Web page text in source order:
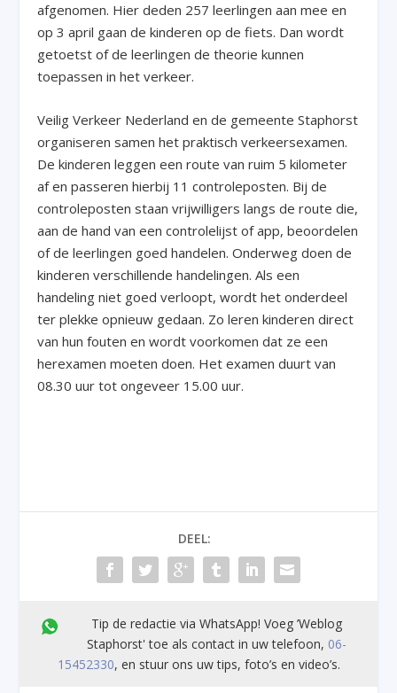
afgenomen. Hier deden 257 leerlingen aan mee en
op 3 april gaan de kinderen op de fiets. Dan wordt
getoetst of de leerlingen de theorie kunnen
toepassen in het verkeer.
Veilig Verkeer Nederland en de gemeente Staphorst
organiseren samen het praktisch verkeersexamen.
De kinderen leggen een route van ruim 5 kilometer
af en passeren hierbij 11 controleposten. Bij de
controleposten staan vrijwilligers langs de route die,
aan de hand van een controlelijst of app, beoordelen
of de leerlingen goed handelen. Onderweg doen de
kinderen verschillende handelingen. Als een
handeling niet goed verloopt, wordt het onderdeel
ter plekke opnieuw gedaan. Zo leren kinderen direct
van hun fouten en wordt voorkomen dat ze een
herexamen moeten doen. Het examen duurt van
08.30 uur tot ongeveer 15.00 uur.
DEEL:
Tip de redactie via WhatsApp! Voeg ’Weblog
Staphorst' toe als contact in uw telefoon, 06-
15452330, en stuur ons uw tips, foto’s en video’s.